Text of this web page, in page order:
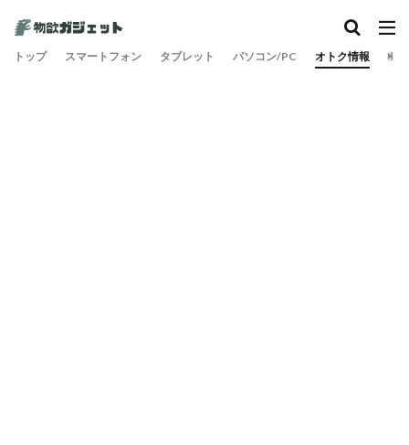
トップ スマートフォン タブレット パソコン/PC オトク情報 旅